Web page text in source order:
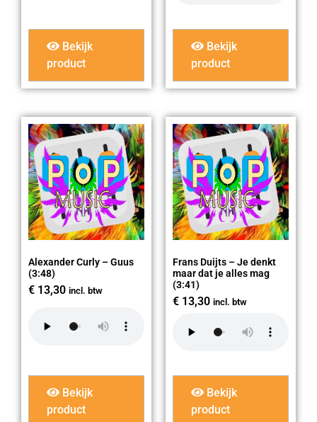
Bekijk
product
Bekijk
product
Alexander Curly – Guus
(3:48)
€ 13,30 incl. btw
Bekijk
product
Frans Duijts – Je denkt
maar dat je alles mag
(3:41)
€ 13,30 incl. btw
Bekijk
product